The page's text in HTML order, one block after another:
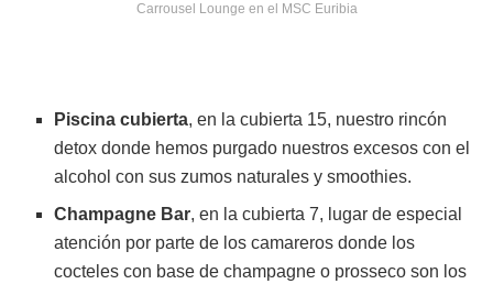
Carrousel Lounge en el MSC Euribia
Piscina cubierta, en la cubierta 15, nuestro rincón
detox donde hemos purgado nuestros excesos con el
alcohol con sus zumos naturales y smoothies.
Champagne Bar, en la cubierta 7, lugar de especial
atención por parte de los camareros donde los
cocteles con base de champagne o prosseco son los